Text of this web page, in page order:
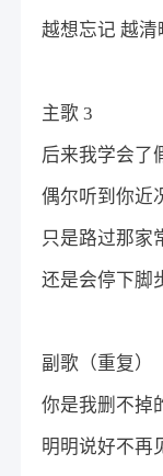
越想忘记 越清
主歌 3
后来我学会了
偶尔听到你近
只是路过那家
还是会停下脚
副歌（重复）
你是我删不掉
明明说好不再